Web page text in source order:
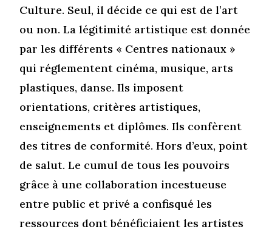
Culture. Seul, il décide ce qui est de l’art
ou non. La légitimité artistique est donnée
par les différents « Centres nationaux »
qui réglementent cinéma, musique, arts
plastiques, danse. Ils imposent
orientations, critères artistiques,
enseignements et diplômes. Ils confèrent
des titres de conformité. Hors d’eux, point
de salut. Le cumul de tous les pouvoirs
grâce à une collaboration incestueuse
entre public et privé a confisqué les
ressources dont bénéficiaient les artistes